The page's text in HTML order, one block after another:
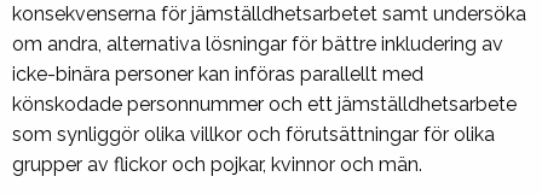
konsekvenserna för jämställdhetsarbetet samt undersöka
om andra, alternativa lösningar för bättre inkludering av
icke-binära personer kan införas parallellt med
könskodade personnummer och ett jämställdhetsarbete
som synliggör olika villkor och förutsättningar för olika
grupper av flickor och pojkar, kvinnor och män.